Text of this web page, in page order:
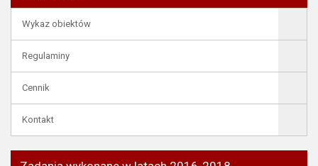
Wykaz obiektów
Regulaminy
Cennik
Kontakt